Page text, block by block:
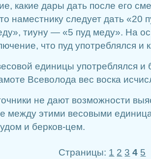
какие дары дать после его
наместнику следует дать «20
тиуну — «5 пуд меду». На
что пуд употреблялся и
единицы употреблялся и
Всеволода вес воска
не дают возможности
между этими весовыми
и берков-цем.
Страницы: 1 2 3 4 5